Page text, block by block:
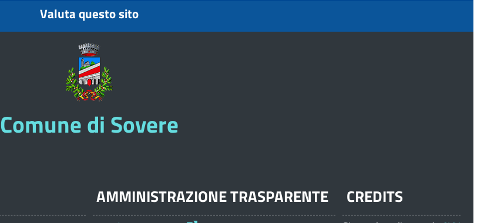
Valuta questo sito
Comune di Sovere
AMMINISTRAZIONE TRASPARENTE CREDITS